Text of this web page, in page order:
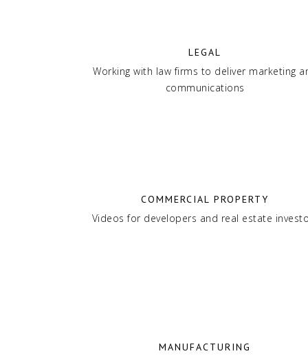
LEGAL
Working with law firms to deliver marketing
communications
COMMERCIAL PROPERTY
Videos for developers and real estate
MANUFACTURING